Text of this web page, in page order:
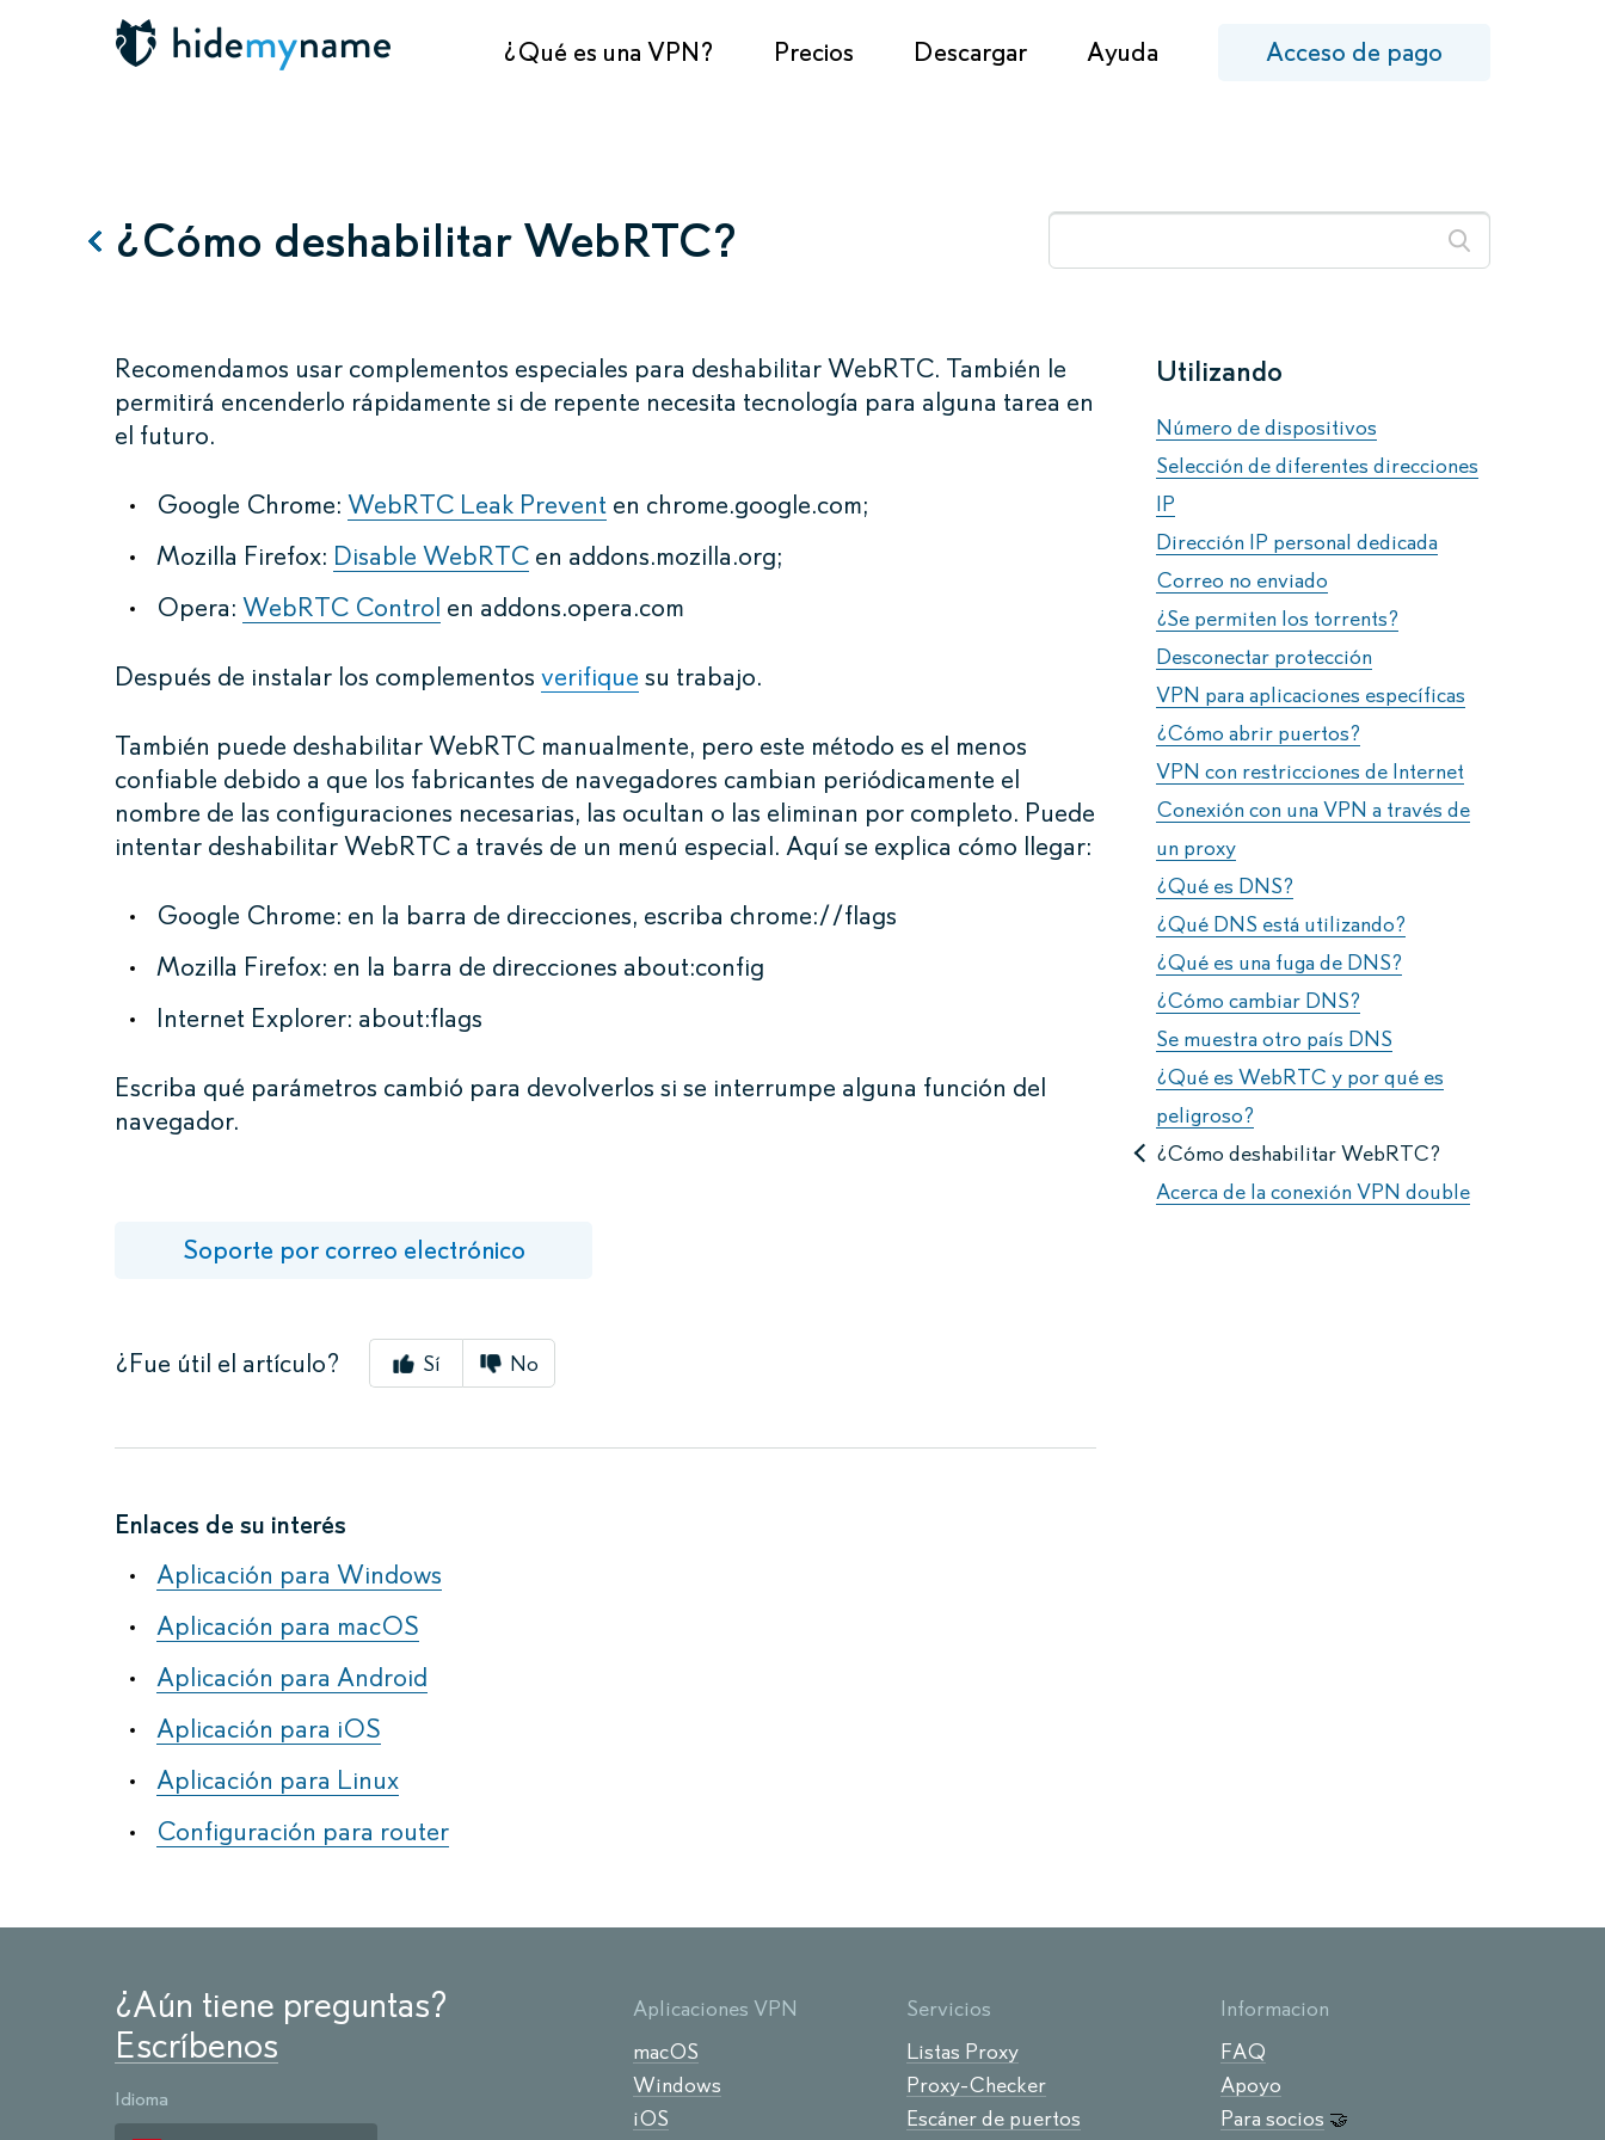
¿Qué es una VPN? Precios Descargar Ayuda Acceso de pago
¿Cómo deshabilitar WebRTC?
Recomendamos usar complementos especiales para deshabilitar WebRTC. También le
permitirá encenderlo rápidamente si de repente necesita tecnología para alguna tarea en
el futuro.
Google Chrome: WebRTC Leak Prevent en chrome.google.com;
Mozilla Firefox: Disable WebRTC en addons.mozilla.org;
Opera: WebRTC Control en addons.opera.com
Después de instalar los complementos verifique su trabajo.
También puede deshabilitar WebRTC manualmente, pero este método es el menos
confiable debido a que los fabricantes de navegadores cambian periódicamente el
nombre de las configuraciones necesarias, las ocultan o las eliminan por completo. Puede
intentar deshabilitar WebRTC a través de un menú especial. Aquí se explica cómo llegar:
Google Chrome: en la barra de direcciones, escriba chrome://flags
Mozilla Firefox: en la barra de direcciones about:config
Internet Explorer: about:flags
Escriba qué parámetros cambió para devolverlos si se interrumpe alguna función del
navegador.
Soporte por correo electrónico
¿Fue útil el artículo? Sí No
Enlaces de su interés
Aplicación para Windows
Aplicación para macOS
Aplicación para Android
Aplicación para iOS
Aplicación para Linux
Configuración para router
Utilizando
Número de dispositivos
Selección de diferentes direcciones
IP
Dirección IP personal dedicada
Correo no enviado
¿Se permiten los torrents?
Desconectar protección
VPN para aplicaciones específicas
¿Cómo abrir puertos?
VPN con restricciones de Internet
Conexión con una VPN a través de
un proxy
¿Qué es DNS?
¿Qué DNS está utilizando?
¿Qué es una fuga de DNS?
¿Cómo cambiar DNS?
Se muestra otro país DNS
¿Qué es WebRTC y por qué es
peligroso?
¿Cómo deshabilitar WebRTC?
Acerca de la conexión VPN double
¿Aún tiene preguntas?
Escríbenos
Idioma
Aplicaciones VPN
macOS
Windows
iOS
Servicios
Listas Proxy
Proxy-Checker
Escáner de puertos
Informacion
FAQ
Apoyo
Para socios 🤝